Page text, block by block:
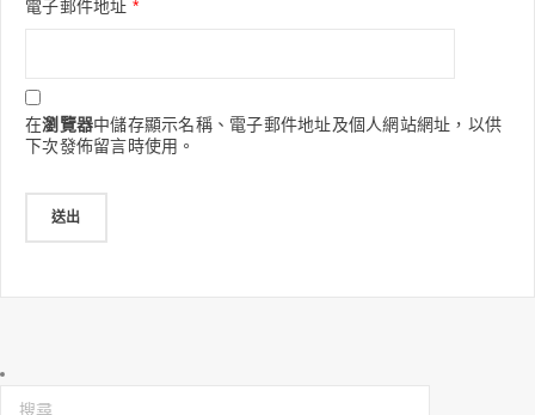
電子郵件地址 *
在瀏覽器中儲存顯示名稱、電子郵件地址及個人網站網址，以供
下次發佈留言時使用。